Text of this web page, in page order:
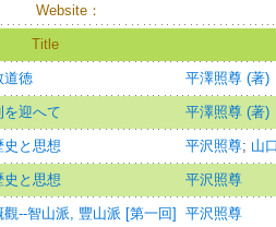
Website：
Title
道徳 平澤照尊 (著)
を迎へて 平澤照尊 (著)
史と思想 平沢照尊; 山
史と思想 平沢照尊
觀--智山派, 豐山派 [第一回] 平沢照尊